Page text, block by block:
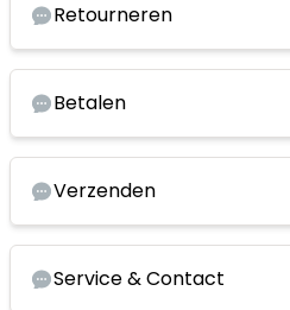
Retourneren
Betalen
Verzenden
Service & Contact